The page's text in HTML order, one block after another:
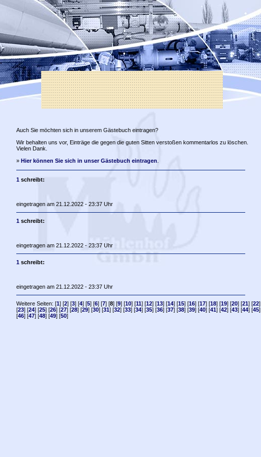
Auch Sie möchten sich in unserem Gästebuch eintragen?
Wir behalten uns vor, Einträge die gegen die guten Sitten verstoßen kommentarlos zu löschen.
Vielen Dank.
» Hier können Sie sich in unser Gästebuch eintragen
1schreibt:
eingetragen am 21.12.2022 - 23:37 Uhr
1schreibt:
eingetragen am 21.12.2022 - 23:37 Uhr
1schreibt:
eingetragen am 21.12.2022 - 23:37 Uhr
Weitere Seiten: [1] [2] [3] [4] [5] [6] [7] [8] [9] [10] [11] [12] [13] [14] [15] [16] [17] [18] [19] [20] [21] [22]
[23] [24] [25] [26] [27] [28] [29] [30] [31] [32] [33] [34] [35] [36] [37] [38] [39] [40] [41] [42] [43] [44] [45]
[46] [47] [48] [49] [50]